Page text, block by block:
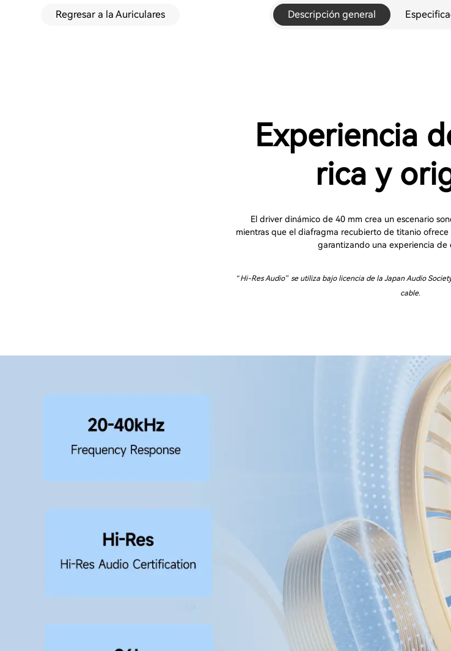
Regresar a la Auriculares Descripción general
Experiencia
rica y
El driver dinámico de 40 mm crea un escenario
mientras que el diafragma recubierto de titanio ofrece
garantizando una experiencia de
“Hi-Res Audio” se utiliza bajo licencia de la Japan Audio
cable.